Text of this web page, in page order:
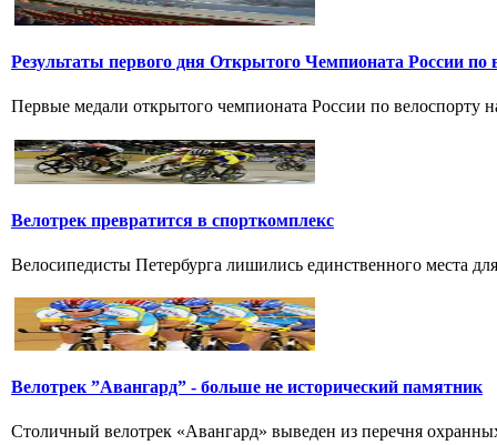
Результаты первого дня Открытого Чемпионата России по
Первые медали открытого чемпионата России по велоспорту
Велотрек превратится в спорткомплекс
Велосипедисты Петербурга лишились единственного места
Велотрек ”Авангард” - больше не исторический памятник
Столичный велотрек «Авангард» выведен из перечня